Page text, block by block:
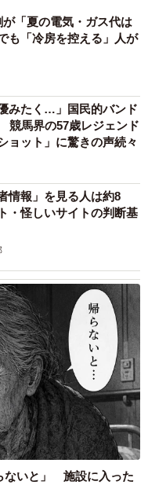
さんは、愛犬とご実
。
供：七 雑種犬つるちゃんさ
「夏の電気・ガス代は
も「冷房を控える」人が
みたく…」国民的バンド
馬界の57歳レジェンド
ョット」に驚きの声続々
情報」を見る人は約8
怪しいサイトの判断基
ないと」 施設に入った